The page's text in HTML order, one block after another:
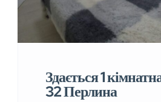
Здається 1
32 Перлина